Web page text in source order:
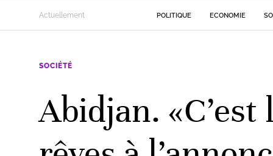
du
Actuellement POLITIQUE ECONOMIE
SOCIÉTÉ
Abidjan.